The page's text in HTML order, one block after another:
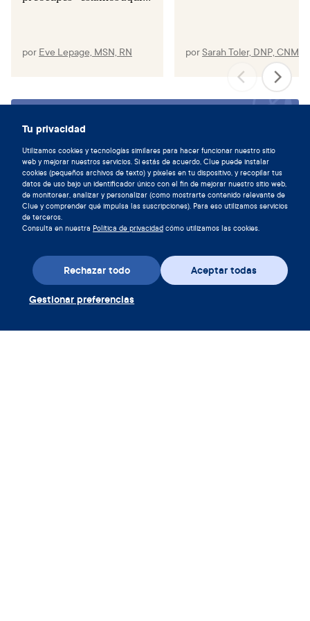
Tu privacidad
Utilizamos cookies y tecnologías similares para hacer funcionar nuestro sitio
web y mejorar nuestros servicios. Si estás de acuerdo, Clue puede instalar
cookies (pequeños archivos de texto) y píxeles en tu dispositivo, y recopilar tus
datos de uso bajo un identificador único con el fin de mejorar nuestro sitio web,
de monitorear, analizar y personalizar (como mostrarte contenido relevante de
Clue y comprender qué impulsa las suscripciones). Para eso utilizamos servicios
de terceros.
Consulta en nuestra Política de privacidad cómo utilizamos las cookies.
Aceptar todas
Rechazar todo
Gestionar preferencias
Nacional Autónoma de México, Programa Universitario
https://www.scribd.com/doc/130847211/Connell-R-W-
Masculinidades
por Eve Lepage, MSN, RN porSarah Toler, DNP, CNM
Sincronízate con tu ciclo y
descarga la aplicación de Clue hoy.
Descargar Clue